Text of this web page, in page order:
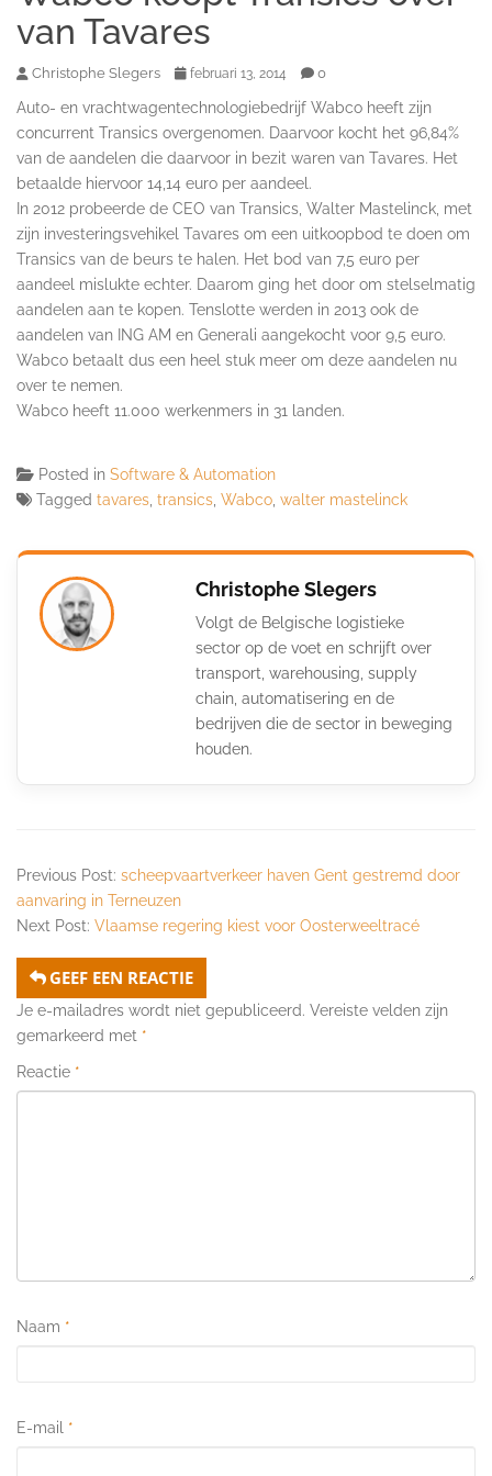
van Tavares
Christophe Slegers februari 13, 2014 0
Auto- en vrachtwagentechnologiebedrijf Wabco heeft zijn
concurrent Transics overgenomen. Daarvoor kocht het 96,84%
van de aandelen die daarvoor in bezit waren van Tavares. Het
betaalde hiervoor 14,14 euro per aandeel.
In 2012 probeerde de CEO van Transics, Walter Mastelinck, met
zijn investeringsvehikel Tavares om een uitkoopbod te doen om
Transics van de beurs te halen. Het bod van 7,5 euro per
aandeel mislukte echter. Daarom ging het door om stelselmatig
aandelen aan te kopen. Tenslotte werden in 2013 ook de
aandelen van ING AM en Generali aangekocht voor 9,5 euro.
Wabco betaalt dus een heel stuk meer om deze aandelen nu
over te nemen.
Wabco heeft 11.000 werkenmers in 31 landen.
Posted in Software & Automation
Tagged tavares transics Wabco walter mastelinck
Christophe Slegers
Volgt de Belgische logistieke
sector op de voet en schrijft over
transport, warehousing, supply
chain, automatisering en de
bedrijven die de sector in beweging
houden.
Previous Post: scheepvaartverkeer haven Gent gestremd door
aanvaring in Terneuzen
Next Post: Vlaamse regering kiest voor Oosterweeltracé
GEEF EEN REACTIE
Je e-mailadres wordt niet gepubliceerd. Vereiste velden zijn
gemarkeerd met *
Reactie *
Naam *
E-mail *